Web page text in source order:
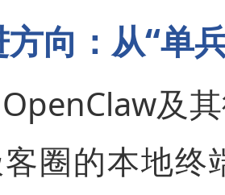
向：从“单
及
圈的本地终